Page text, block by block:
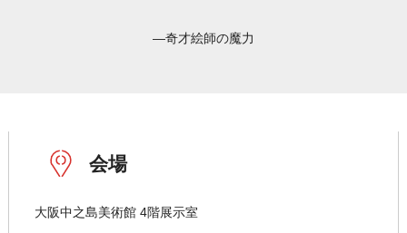
―奇才絵師の魔力
会場
大阪中之島美術館 4階展示室